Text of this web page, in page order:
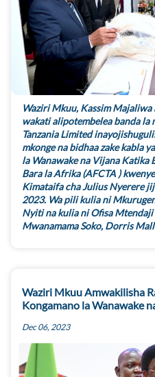
Waziri Mkuu, Kassim Majaliwa
wakati alipotembelea banda la
Tanzania Limited
mkonge na bidhaa zake kabla
la Wanawake na Vijana Katika
Bara la Afrika (AFCTA )
Kimataifa cha Julius Nyerere
2023. Wa pili kulia ni
Nyiti na kulia ni Ofisa
Mwanamama Soko, Dorris
Waziri Mkuu Amwakilisha
Kongamano la Wanawake
Dec 06, 2023